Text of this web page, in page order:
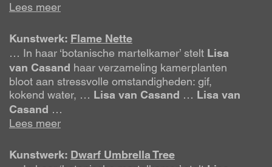
Lees meer
Kunstwerk: Flame Nette
… In haar ‘botanische martelkamer’ stelt Lisa
van Casand haar verzameling kamerplanten
bloot aan stressvolle omstandigheden: gif,
kokend water, … Lisa van Casand … Lisa van
Casand …
Lees meer
Kunstwerk: Dwarf Umbrella Tree